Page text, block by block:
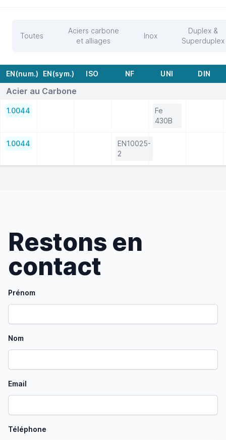
Toutes
Aciers carbone
et alliages
Inox
Duplex &
Superduplex
EN(num.) EN(sym.) ISO NF UNI DIN
Acier au Carbone
1.0044
Fe
430B
1.0044
EN10025-
2
Restons en
contact
Prénom
Nom
Email
Téléphone